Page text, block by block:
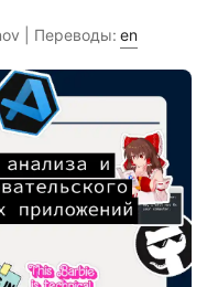
| Переводы: en